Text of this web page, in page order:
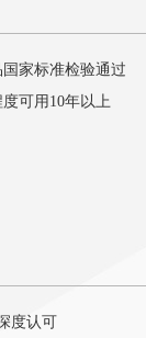
家标准检验通过
可用10年以上
度认可